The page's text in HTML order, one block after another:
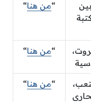
“من هنا“
“من هنا“
“من هنا“